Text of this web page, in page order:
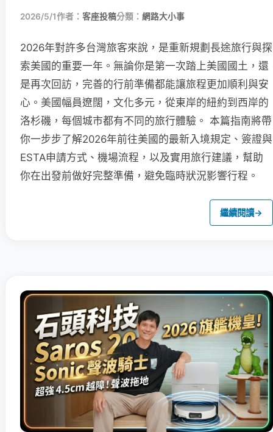
2026/5/1作者： 客座投稿分類： 網路大小事
2026年對許多台灣旅客來說，是重新規劃長途旅行與探
索美國的重要一年。無論你是第一次踏上美國國土，還
是再次回訪，完善的行前準備都能讓旅程更加順利與安
心。美國幅員遼闊，文化多元，從東岸的紐約到西岸的
洛杉磯，每個城市都有不同的旅行體驗。 本篇指南將帶
你一步步了解2026年前往美國的最新入境規定、簽證與
ESTA申請方式、機場流程，以及實用旅行建議，幫助
你在出發前做好完整準備，避免臨時狀況影響行程。
繼續閱讀→